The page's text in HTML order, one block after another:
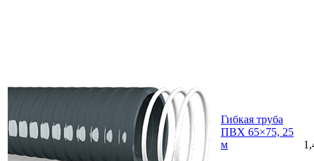
Гибкая труба
ПВХ 65×75, 25
м